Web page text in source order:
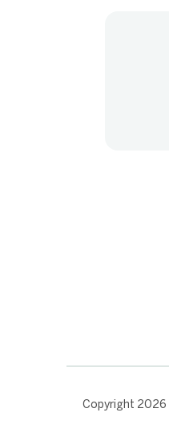
Copyright 2026